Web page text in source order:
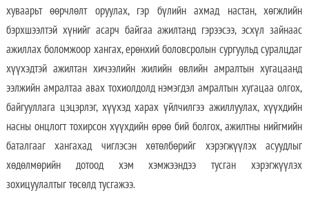
хуваарьт өөрчлөлт оруулах, гэр бүлийн ахмад настан, хөгжлийн
бэрхшээлтэй хүнийг асарч байгаа ажилтанд гэрээсээ, эсхүл зайнаас
ажиллах боломжоор хангах, ерөнхий боловсролын сургуульд суралцдаг
хүүхэдтэй ажилтан хичээлийн жилийн өвлийн амралтын хугацаанд
ээлжийн амралтаа авах тохиолдолд нэмэгдэл амралтын хугацаа олгох,
байгууллага цэцэрлэг, хүүхэд харах үйлчилгээ ажиллуулах, хүүхдийн
насны онцлогт тохирсон хүүхдийн өрөө бий болгох, ажилтны нийгмийн
баталгааг хангахад чиглэсэн хөтөлбөрийг хэрэгжүүлэх асуудлыг
хөдөлмөрийн дотоод хэм хэмжээндээ тусган хэрэгжүүлэх
зохицуулалтыг төсөлд тусгажээ.